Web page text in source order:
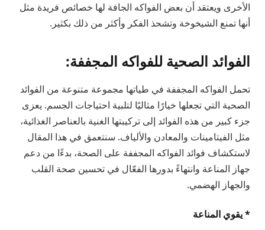
الأخرى ويعتقد أن بعض الفواكه الجافة لها خصائص فريدة مثل
أنها تمنع الشيخوخة وتشحذ الفكر وأكثر من ذلك بكثير.
الفوائد الصحية للفواكه المجففة:
تحمل الفواكه المجففة في طياتها مجموعة متنوعة من الفوائد
الصحية التي تجعلها خيارًا مثاليًا لتلبية احتياجات الجسم. يعزى
جزء كبير من هذه الفوائد إلى تركيبتها الغنية بالعناصر الغذائية،
مثل الفيتامينات والمعادن والألياف. سنتعمق في هذا المقال
لاستكشاف فوائد الفواكه المجففة على الصحة، بدءًا من دعم
جهاز المناعة وانتهاءً بدورها الفعّال في تحسين صحة القلب
والجهاز الهضمي.
* يقوي المناعة